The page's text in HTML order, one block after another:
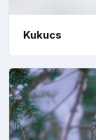
Kukucs